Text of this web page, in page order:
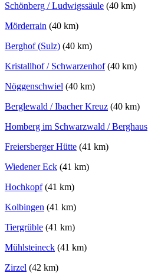
Schönberg / Ludwigssäule (40 km)
Mörderrain (40 km)
Berghof (Sulz) (40 km)
Kristallhof / Schwarzenhof(40 km)
Nöggenschwiel (40 km)
Berglewald / Ibacher Kreuz (40 km)
Homberg im Schwarzwald / Berghaus
Freiersberger Hütte (41 km)
Wiedener Eck (41 km)
Hochkopf(41 km)
Kolbingen (41 km)
Tiergrüble (41 km)
Mühlsteineck (41 km)
Zirzel (42 km)